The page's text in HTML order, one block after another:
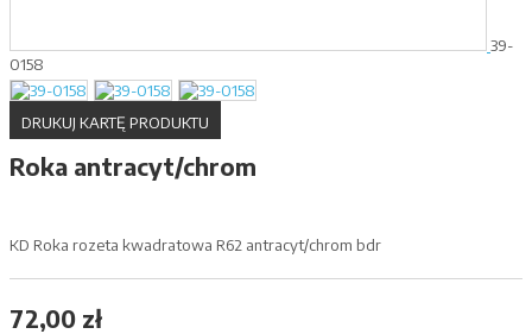
39-
0158
DRUKUJ KARTĘ PRODUKTU
Roka antracyt/chrom
KD Roka rozeta kwadratowa R62 antracyt/chrom bdr
72,00 zł